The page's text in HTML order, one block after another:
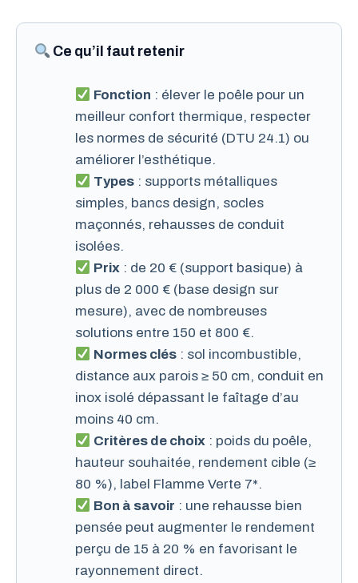
Ce qu’il faut retenir
Fonction : élever le poêle pour un
meilleur confort thermique, respecter
les normes de sécurité (DTU 24.1) ou
améliorer l’esthétique.
Types : supports métalliques
simples, bancs design, socles
maçonnés, rehausses de conduit
isolées.
Prix : de 20 € (support basique) à
plus de 2 000 € (base design sur
mesure), avec de nombreuses
solutions entre 150 et 800 €.
Normes clés : sol incombustible,
distance aux parois ≥ 50 cm, conduit en
inox isolé dépassant le faîtage d’au
moins 40 cm.
Critères de choix : poids du poêle,
hauteur souhaitée, rendement cible (≥
80 %), label Flamme Verte 7*.
Bon à savoir : une rehausse bien
pensée peut augmenter le rendement
perçu de 15 à 20 % en favorisant le
rayonnement direct.